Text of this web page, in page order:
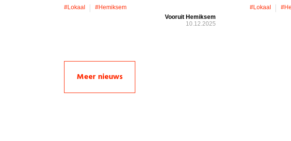
#lokaal
#hemiksem
Vooruit Hemiksem
10.12.2025
#lokaal
Meer nieuws